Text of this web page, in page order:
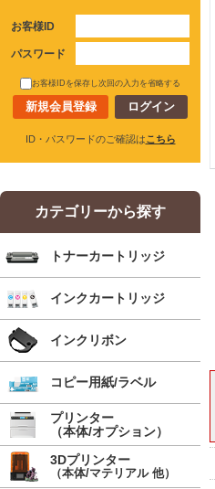
お客様ID
パスワード
お客様IDを保存し次回の入力を省略する
新規会員登録
ID・パスワードのご確認はこちら
カテゴリーから探す
トナーカートリッジ
インクカートリッジ
インクリボン
コピー用紙/ラベル
プリンター
（本体/オプション）
3Dプリンター
（本体/マテリアル 他）